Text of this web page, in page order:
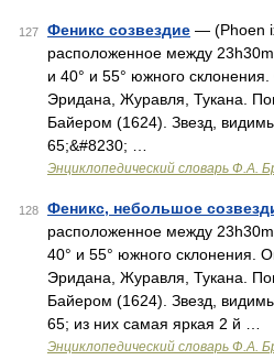
127 Феникс созвездие — (Phoen
расположенное между
и 40° и 55° южного
Эридана, Журавля, Тукана.
Байером (1624). Звезд,
65;&#8230; …
Энциклопедический словарь Ф.А.
128 Феникс, небольшое
расположенное между
40° и 55° южного склонения.
Эридана, Журавля, Тукана.
Байером (1624). Звезд,
65; из них самая яркая 2 й …
Энциклопедический словарь Ф.А.